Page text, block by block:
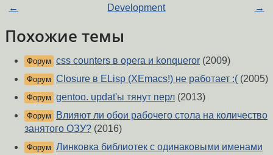
← Development →
Похожие темы
Форум css counters в opera и konqueror (2009)
Форум Closure в ELisp (XEmacs!) не работает :( (2005)
Форум gentoo. updat'ы тянут перл (2013)
Форум
Влияют ли обои рабочего стола на количество
занятого ОЗУ? (2016)
Форум Линковка библиотек с одинаковыми именами